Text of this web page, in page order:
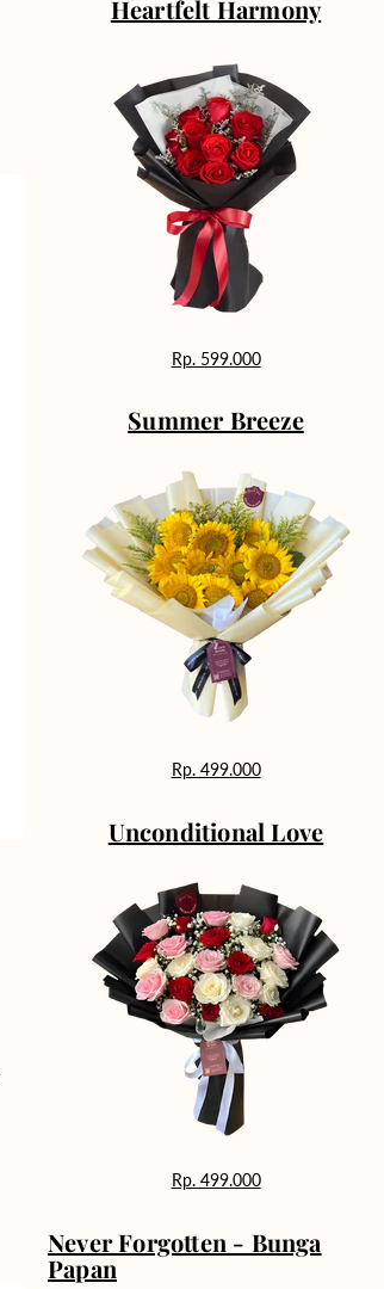
Heartfelt Harmony
Rp. 599.000
Summer Breeze
Rp. 499.000
Unconditional Love
Rp. 499.000
Never Forgotten - Bunga
Papan